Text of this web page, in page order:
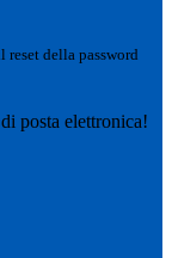
reset della password
posta elettronica!